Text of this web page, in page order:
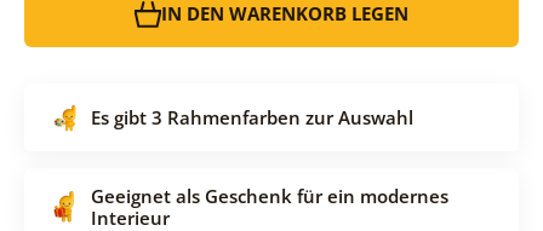
IN DEN WARENKORB LEGEN
Es gibt 3 Rahmenfarben zur Auswahl
Geeignet als Geschenk für ein modernes
Interieur